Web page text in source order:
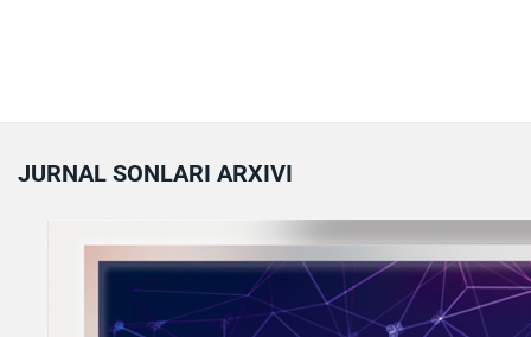
JURNAL SONLARI ARXIVI